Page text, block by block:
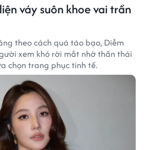
váy suôn khoe vai trần
theo cách quá táo bạo, Diễm
xem khó rời mắt nhờ thần thái
chọn trang phục tinh tế.